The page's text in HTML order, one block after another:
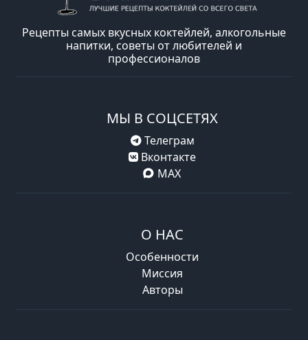
Рецепты самых вкусных коктейлей, алкогольные
напитки, советы от любителей и
профессионалов
МЫ В СОЦСЕТЯХ
Телеграм
Вконтакте
MAX
О НАС
Особенности
Миссия
Авторы